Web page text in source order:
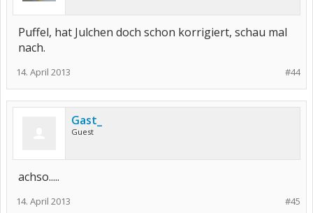
Puffel, hat Julchen doch schon korrigiert, schau mal
nach.
#44
14. April 2013
Gast_
Guest
achso.....
#45
14. April 2013